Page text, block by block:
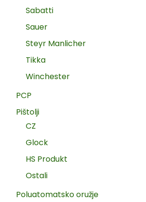
Sabatti
Sauer
Steyr Manlicher
Tikka
Winchester
PCP
Pištolji
CZ
Glock
HS Produkt
Ostali
Poluatomatsko oružje